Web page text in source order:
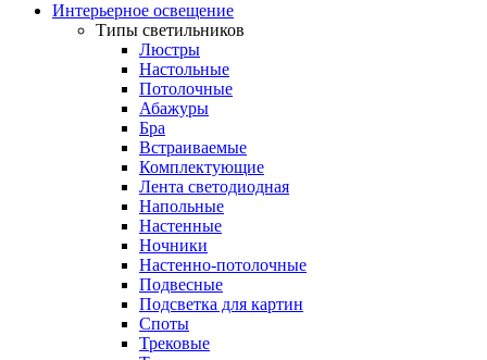
Интерьерное освещение
Типы светильников
Люстры
Настольные
Потолочные
Абажуры
Бра
Встраиваемые
Комплектующие
Лента светодиодная
Напольные
Настенные
Ночники
Настенно-потолочные
Подвесные
Подсветка для картин
Споты
Трековые